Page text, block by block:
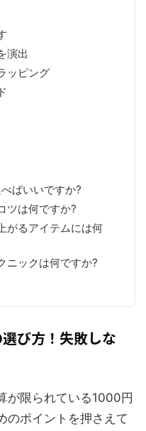
演出
ッピング
ばいいですか?
ツは何ですか?
がるアイテムには何
ニックは何ですか?
び方！失敗しな
が限られている1000円
のポイントを押さえて